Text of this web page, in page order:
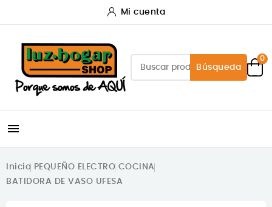
Mi cuenta
Búsqueda
0

Inicio PEQUEÑO ELECTRO COCINA
BATIDORA DE VASO UFESA